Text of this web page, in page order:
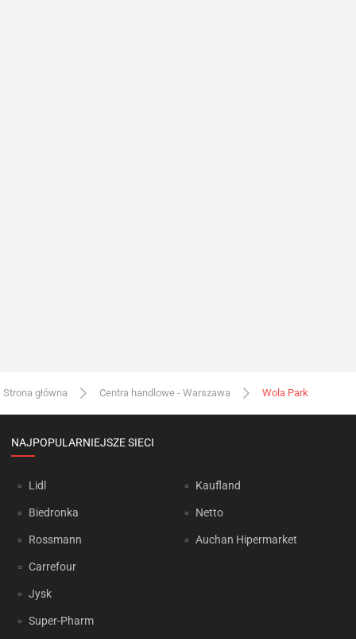
Strona główna Centra handlowe - Warszawa Wola Park
NAJPOPULARNIEJSZE SIECI
Lidl
Biedronka
Rossmann
Carrefour
Jysk
Super-Pharm
Kaufland
Netto
Auchan Hipermarket